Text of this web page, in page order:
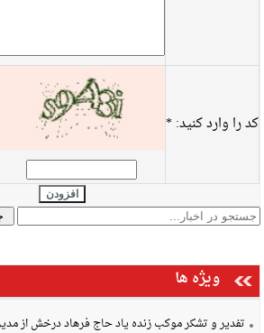
کد را وارد کنید:*
افزودن
ویژه ها
تفدیر و تشکر موکب زنده یاد حاج فرهاد درخش از